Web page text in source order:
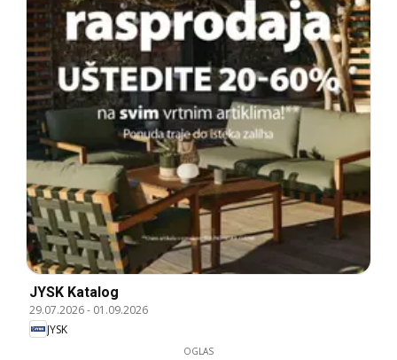
JYSK Katalog
29.07.2026- 01.09.2026
JYSK
OGLAS